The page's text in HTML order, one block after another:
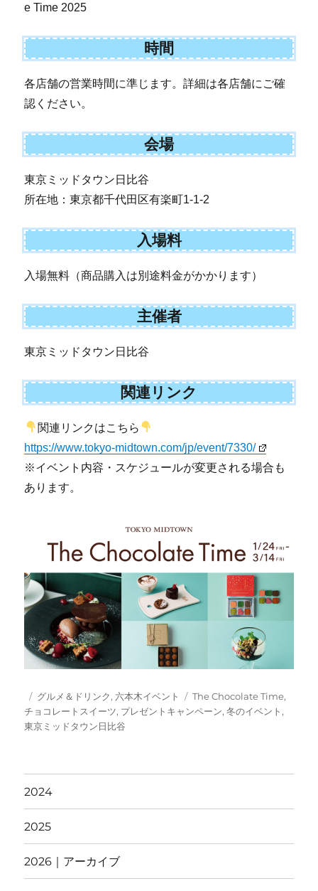
e Time 2025
時間
各店舗の営業時間に準じます。詳細は各店舗にご確
認ください。
会場
東京ミッドタウン日比谷
所在地：東京都千代田区有楽町1-1-2
入場料
入場無料（商品購入は別途料金がかかります）
主催者
東京ミッドタウン日比谷
関連リンク
関連リンクはこちら
https://www.tokyo-midtown.com/jp/event/7330/
※イベント内容・スケジュールが変更される場合も
あります。
投
稿
日:
カ
テ
ゴ
グルメ＆ドリンク, 六本木イベント
タ
グ
The Chocolate Time,
チョコレートスイーツ, プレゼントキャンペーン,冬のイベント ,
東京ミッドタウン日比谷
2024
2025
2026｜アーカイブ